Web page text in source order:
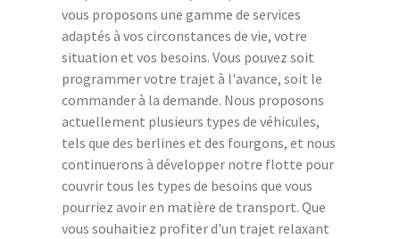
vous proposons une gamme de services
adaptés à vos circonstances de vie, votre
situation et vos besoins. Vous pouvez soit
programmer votre trajet à l'avance, soit le
commander à la demande. Nous proposons
actuellement plusieurs types de véhicules,
tels que des berlines et des fourgons, et nous
continuerons à développer notre flotte pour
couvrir tous les types de besoins que vous
pourriez avoir en matière de transport. Que
vous souhaitiez profiter d'un trajet relaxant